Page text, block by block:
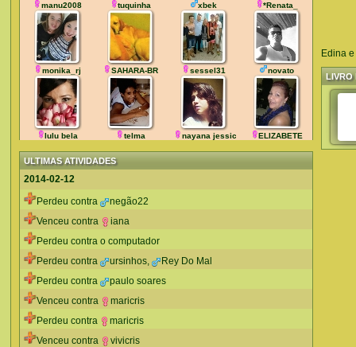
manu2008 tuquinha xbek *Renata_
monika_rj SAHARA-BR sessel31 novato
lulu bela telma nayana jessica ELIZABETE
ULTIMAS ATIVIDADES
2014-02-12
Perdeu contra
negão22
Venceu contra
iana
Perdeu contra o computador
Perdeu contra
ursinhos,
Rey Do Mal
Perdeu contra
paulo soares
Venceu contra
maricris
Perdeu contra
maricris
Venceu contra
vivicris
Edina
LIVRO